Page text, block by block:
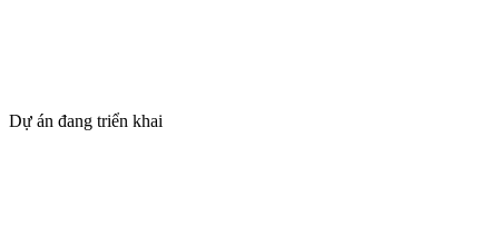
Dự án đang triển khai